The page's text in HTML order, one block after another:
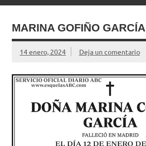
MARINA GOFIÑO GARCÍA
14 enero, 2024 Deja un comentario